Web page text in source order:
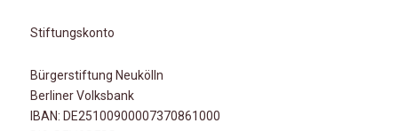
Stiftungskonto
Bürgerstiftung Neukölln
Berliner Volksbank
IBAN: DE25100900007370861000